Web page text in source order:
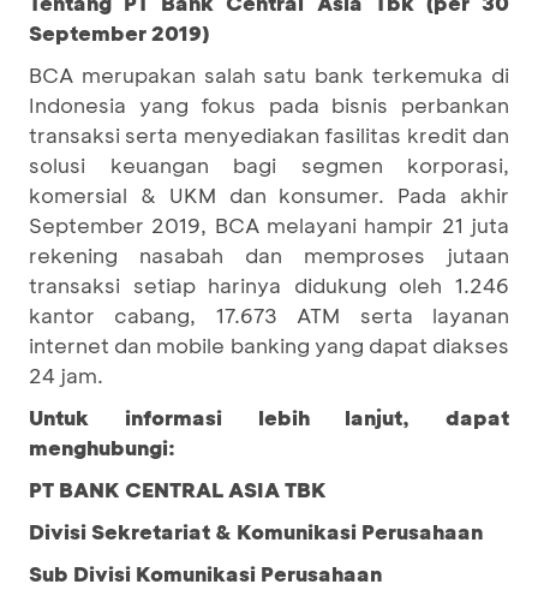
September 2019)
BCA merupakan salah satu bank terkemuka di
Indonesia yang fokus pada bisnis perbankan
transaksi serta menyediakan fasilitas kredit dan
solusi keuangan bagi segmen korporasi,
komersial & UKM dan konsumer. Pada akhir
September 2019, BCA melayani hampir 21 juta
rekening nasabah dan memproses jutaan
transaksi setiap harinya didukung oleh 1.246
kantor cabang, 17.673 ATM serta layanan
internet dan mobile banking yang dapat diakses
24 jam.
Untuk informasi lebih lanjut, dapat
menghubungi:
PT BANK CENTRAL ASIA TBK
Divisi Sekretariat & Komunikasi Perusahaan
Sub Divisi Komunikasi Perusahaan